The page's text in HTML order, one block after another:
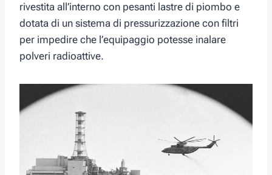
rivestita all’interno con pesanti lastre di piombo e
dotata di un sistema di pressurizzazione con filtri
per impedire che l’equipaggio potesse inalare
polveri radioattive.